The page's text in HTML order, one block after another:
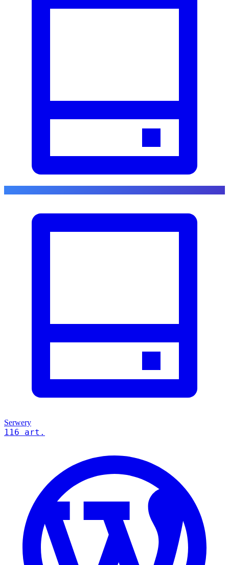
Serwery
116 art.